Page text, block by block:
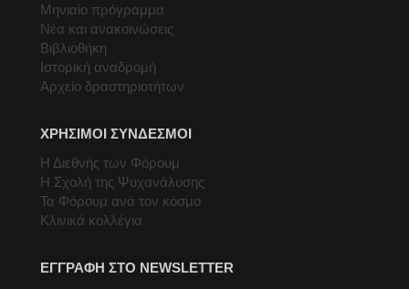
Μηνιαίο πρόγραμμα
Νέα και ανακοινώσεις
Βιβλιοθήκη
Ιστορική αναδρομή
Αρχείο δραστηριοτήτων
ΧΡΗΣΙΜΟΙ ΣΥΝΔΕΣΜΟΙ
Η Διεθνής των Φόρουμ
Η Σχολή της Ψυχανάλυσης
Τα Φόρουμ ανά τον κόσμο
Κλινικά κολλέγια
ΕΓΓΡΑΦΗ ΣΤΟ NEWSLETTER